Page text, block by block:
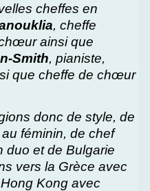
cheffes en
, cheffe
ainsi que
Smith, pianiste,
que cheffe de chœur
donc de style, de
féminin, de chef
duo et de Bulgarie
vers la Grèce avec
Kong avec